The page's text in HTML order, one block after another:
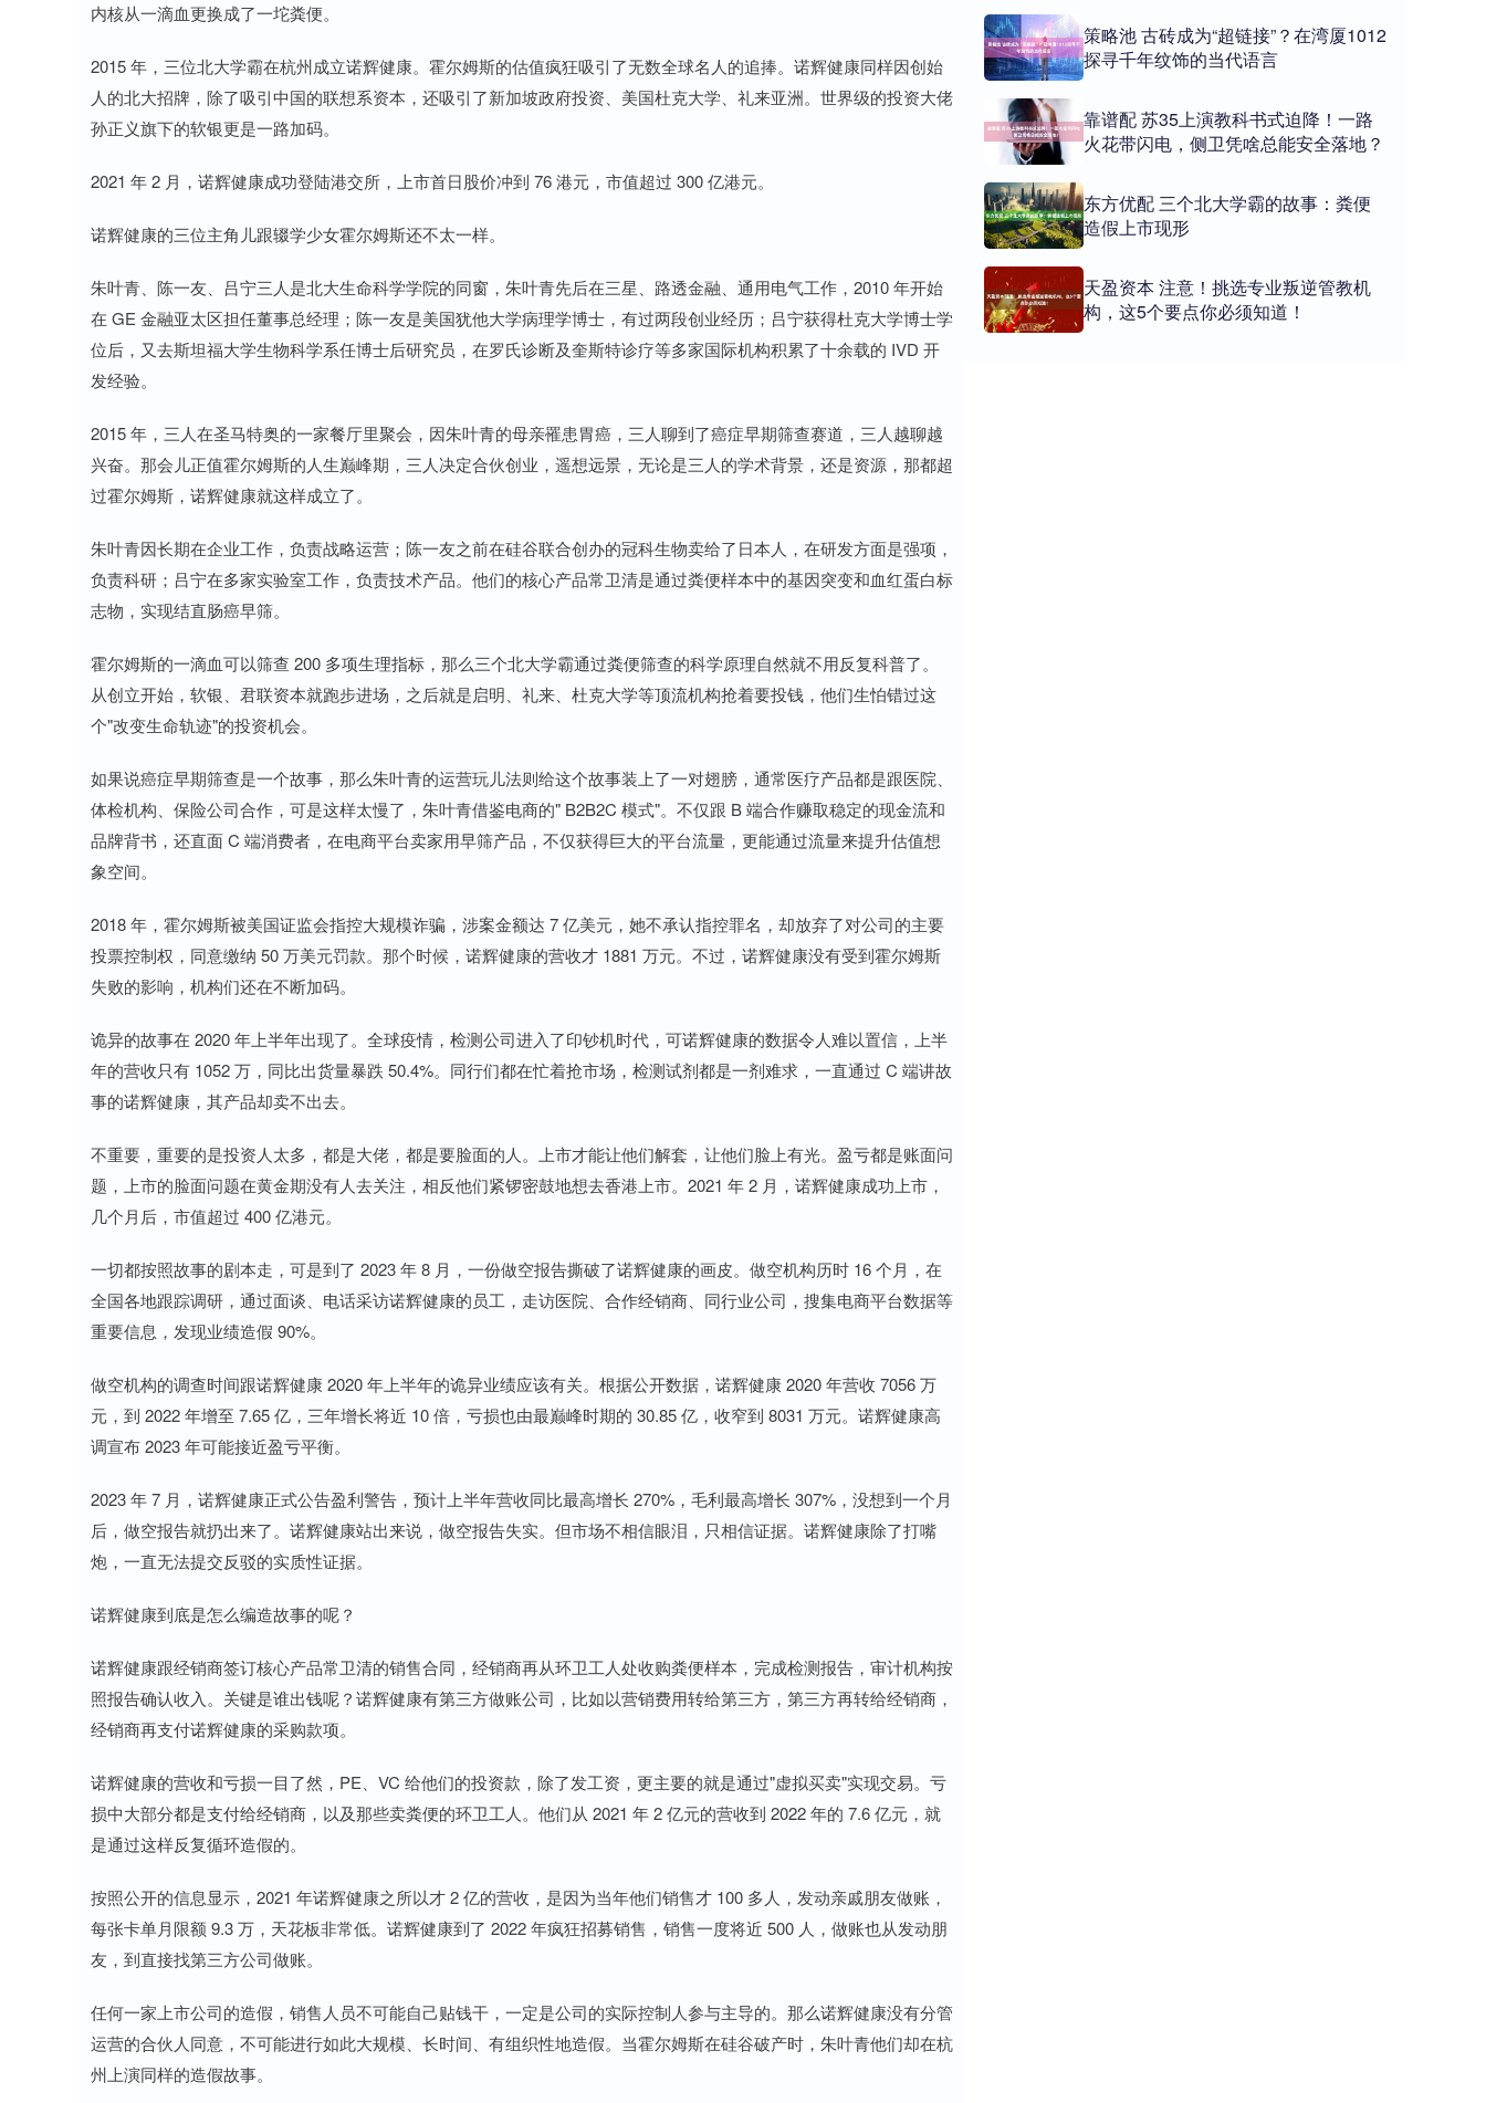
内核从一滴血更换成了一坨粪便。
2015 年，三位北大学霸在杭州成立诺辉健康。霍尔姆斯的估值疯狂吸引了无数全球名人的追捧。诺辉健康同样因创始
人的北大招牌，除了吸引中国的联想系资本，还吸引了新加坡政府投资、美国杜克大学、礼来亚洲。世界级的投资大佬
孙正义旗下的软银更是一路加码。
2021 年 2 月，诺辉健康成功登陆港交所，上市首日股价冲到 76 港元，市值超过 300 亿港元。
诺辉健康的三位主角儿跟辍学少女霍尔姆斯还不太一样。
朱叶青、陈一友、吕宁三人是北大生命科学学院的同窗，朱叶青先后在三星、路透金融、通用电气工作，2010 年开始
在 GE 金融亚太区担任董事总经理；陈一友是美国犹他大学病理学博士，有过两段创业经历；吕宁获得杜克大学博士学
位后，又去斯坦福大学生物科学系任博士后研究员，在罗氏诊断及奎斯特诊疗等多家国际机构积累了十余载的 IVD 开
发经验。
2015 年，三人在圣马特奥的一家餐厅里聚会，因朱叶青的母亲罹患胃癌，三人聊到了癌症早期筛查赛道，三人越聊越
兴奋。那会儿正值霍尔姆斯的人生巅峰期，三人决定合伙创业，遥想远景，无论是三人的学术背景，还是资源，那都超
过霍尔姆斯，诺辉健康就这样成立了。
朱叶青因长期在企业工作，负责战略运营；陈一友之前在硅谷联合创办的冠科生物卖给了日本人，在研发方面是强项，
负责科研；吕宁在多家实验室工作，负责技术产品。他们的核心产品常卫清是通过粪便样本中的基因突变和血红蛋白标
志物，实现结直肠癌早筛。
霍尔姆斯的一滴血可以筛查 200 多项生理指标，那么三个北大学霸通过粪便筛查的科学原理自然就不用反复科普了。
从创立开始，软银、君联资本就跑步进场，之后就是启明、礼来、杜克大学等顶流机构抢着要投钱，他们生怕错过这
个"改变生命轨迹"的投资机会。
如果说癌症早期筛查是一个故事，那么朱叶青的运营玩儿法则给这个故事装上了一对翅膀，通常医疗产品都是跟医院、
体检机构、保险公司合作，可是这样太慢了，朱叶青借鉴电商的" B2B2C 模式"。不仅跟 B 端合作赚取稳定的现金流和
品牌背书，还直面 C 端消费者，在电商平台卖家用早筛产品，不仅获得巨大的平台流量，更能通过流量来提升估值想
象空间。
2018 年，霍尔姆斯被美国证监会指控大规模诈骗，涉案金额达 7 亿美元，她不承认指控罪名，却放弃了对公司的主要
投票控制权，同意缴纳 50 万美元罚款。那个时候，诺辉健康的营收才 1881 万元。不过，诺辉健康没有受到霍尔姆斯
失败的影响，机构们还在不断加码。
诡异的故事在 2020 年上半年出现了。全球疫情，检测公司进入了印钞机时代，可诺辉健康的数据令人难以置信，上半
年的营收只有 1052 万，同比出货量暴跌 50.4%。同行们都在忙着抢市场，检测试剂都是一剂难求，一直通过 C 端讲故
事的诺辉健康，其产品却卖不出去。
不重要，重要的是投资人太多，都是大佬，都是要脸面的人。上市才能让他们解套，让他们脸上有光。盈亏都是账面问
题，上市的脸面问题在黄金期没有人去关注，相反他们紧锣密鼓地想去香港上市。2021 年 2 月，诺辉健康成功上市，
几个月后，市值超过 400 亿港元。
一切都按照故事的剧本走，可是到了 2023 年 8 月，一份做空报告撕破了诺辉健康的画皮。做空机构历时 16 个月，在
全国各地跟踪调研，通过面谈、电话采访诺辉健康的员工，走访医院、合作经销商、同行业公司，搜集电商平台数据等
重要信息，发现业绩造假 90%。
做空机构的调查时间跟诺辉健康 2020 年上半年的诡异业绩应该有关。根据公开数据，诺辉健康 2020 年营收 7056 万
元，到 2022 年增至 7.65 亿，三年增长将近 10 倍，亏损也由最巅峰时期的 30.85 亿，收窄到 8031 万元。诺辉健康高
调宣布 2023 年可能接近盈亏平衡。
2023 年 7 月，诺辉健康正式公告盈利警告，预计上半年营收同比最高增长 270%，毛利最高增长 307%，没想到一个月
后，做空报告就扔出来了。诺辉健康站出来说，做空报告失实。但市场不相信眼泪，只相信证据。诺辉健康除了打嘴
炮，一直无法提交反驳的实质性证据。
诺辉健康到底是怎么编造故事的呢？
诺辉健康跟经销商签订核心产品常卫清的销售合同，经销商再从环卫工人处收购粪便样本，完成检测报告，审计机构按
照报告确认收入。关键是谁出钱呢？诺辉健康有第三方做账公司，比如以营销费用转给第三方，第三方再转给经销商，
经销商再支付诺辉健康的采购款项。
诺辉健康的营收和亏损一目了然，PE、VC 给他们的投资款，除了发工资，更主要的就是通过"虚拟买卖"实现交易。亏
损中大部分都是支付给经销商，以及那些卖粪便的环卫工人。他们从 2021 年 2 亿元的营收到 2022 年的 7.6 亿元，就
是通过这样反复循环造假的。
按照公开的信息显示，2021 年诺辉健康之所以才 2 亿的营收，是因为当年他们销售才 100 多人，发动亲戚朋友做账，
每张卡单月限额 9.3 万，天花板非常低。诺辉健康到了 2022 年疯狂招募销售，销售一度将近 500 人，做账也从发动朋
友，到直接找第三方公司做账。
任何一家上市公司的造假，销售人员不可能自己贴钱干，一定是公司的实际控制人参与主导的。那么诺辉健康没有分管
运营的合伙人同意，不可能进行如此大规模、长时间、有组织性地造假。当霍尔姆斯在硅谷破产时，朱叶青他们却在杭
州上演同样的造假故事。
策略池 古砖成为“超链接”？在湾厦1012
探寻千年纹饰的当代语言
靠谱配 苏35上演教科书式迫降！一路
火花带闪电，侧卫凭啥总能安全落地？
东方优配 三个北大学霸的故事：粪便
造假上市现形
天盈资本 注意！挑选专业叛逆管教机
构，这5个要点你必须知道！